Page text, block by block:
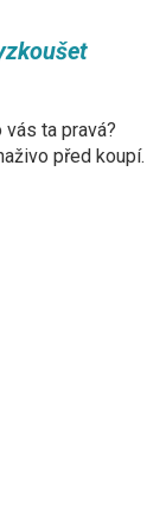
ta pravá?
před koupí.